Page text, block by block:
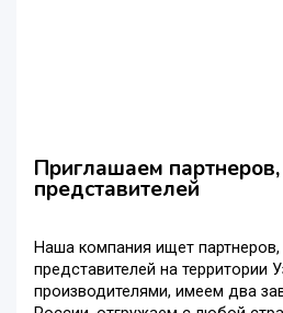
Приглашаем
представителей
Наша компания ищет
представителей на территории
производителями, имеем два